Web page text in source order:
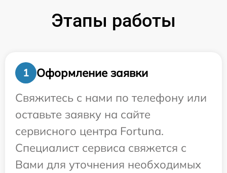
Этапы работы
1
Оформление заявки
Свяжитесь с нами по телефону или
оставьте заявку на сайте
сервисного центра Fortuna.
Специалист сервиса свяжется с
Вами для уточнения необходимых